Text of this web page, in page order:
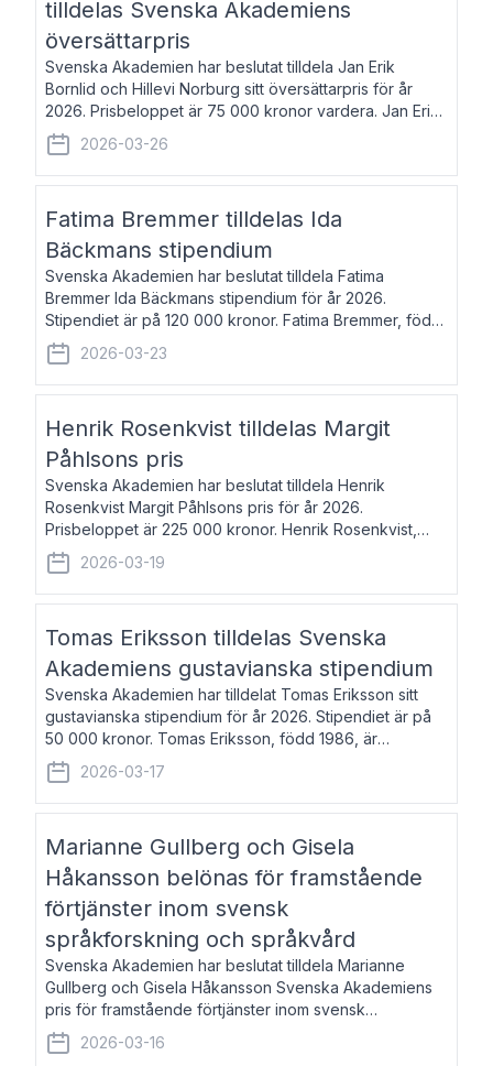
tilldelas Svenska Akademiens
översättarpris
Svenska Akademien har beslutat tilldela Jan Erik
Bornlid och Hillevi Norburg sitt översättarpris för år
2026. Prisbeloppet är 75 000 kronor vardera. Jan Erik
Bornlid, född 1947, är översättare från tyska. Han är
främst känd för sina översät
2026-03-26
Fatima Bremmer tilldelas Ida
Bäckmans stipendium
Svenska Akademien har beslutat tilldela Fatima
Bremmer Ida Bäckmans stipendium för år 2026.
Stipendiet är på 120 000 kronor. Fatima Bremmer, född
1977, är journalist och författare. Hon utkom i fjol med
boken Ligan. Klarakvarterens blodsyst
2026-03-23
Henrik Rosenkvist tilldelas Margit
Påhlsons pris
Svenska Akademien har beslutat tilldela Henrik
Rosenkvist Margit Påhlsons pris för år 2026.
Prisbeloppet är 225 000 kronor. Henrik Rosenkvist,
född 1965, är professor i nordiska språk vid Göteborgs
universitet. Han disputerade 2004 på avhan
2026-03-19
Tomas Eriksson tilldelas Svenska
Akademiens gustavianska stipendium
Svenska Akademien har tilldelat Tomas Eriksson sitt
gustavianska stipendium för år 2026. Stipendiet är på
50 000 kronor. Tomas Eriksson, född 1986, är
projektledare inom marknadsföring och författare och
utkom i fjol med boken Syndabocken.
2026-03-17
Marianne Gullberg och Gisela
Håkansson belönas för framstående
förtjänster inom svensk
språkforskning och språkvård
Svenska Akademien har beslutat tilldela Marianne
Gullberg och Gisela Håkansson Svenska Akademiens
pris för framstående förtjänster inom svensk
språkforskning och språkvård till minne av Carl Gabriel
och Karin Forsberg för år 2026. Prissumma
2026-03-16